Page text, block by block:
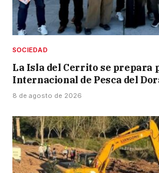
SOCIEDAD
La Isla del Cerrito se prepara
Internacional de Pesca del
8 de agosto de 2026